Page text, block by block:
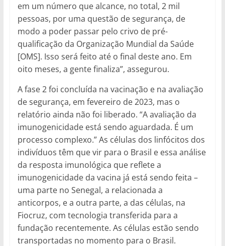
em um número que alcance, no total, 2 mil
pessoas, por uma questão de segurança, de
modo a poder passar pelo crivo de pré-
qualificação da Organização Mundial da Saúde
[OMS]. Isso será feito até o final deste ano. Em
oito meses, a gente finaliza”, assegurou.
A fase 2 foi concluída na vacinação e na avaliação
de segurança, em fevereiro de 2023, mas o
relatório ainda não foi liberado. “A avaliação da
imunogenicidade está sendo aguardada. É um
processo complexo.” As células dos linfócitos dos
indivíduos têm que vir para o Brasil e essa análise
da resposta imunológica que reflete a
imunogenicidade da vacina já está sendo feita –
uma parte no Senegal, a relacionada a
anticorpos, e a outra parte, a das células, na
Fiocruz, com tecnologia transferida para a
fundação recentemente. As células estão sendo
transportadas no momento para o Brasil.